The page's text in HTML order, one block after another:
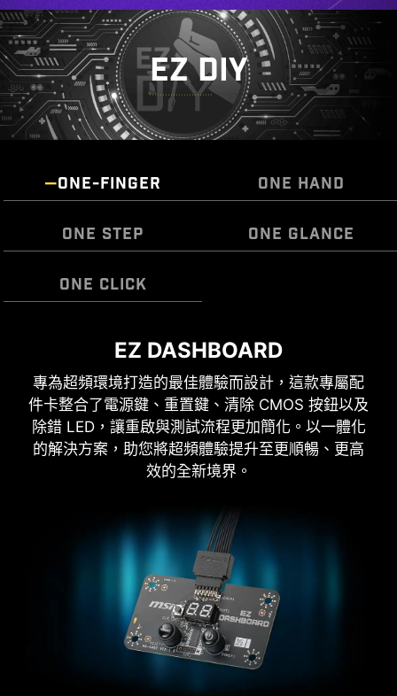
EZ DIY
ONE-FINGER ONE HAND
ONE STEP ONE GLANCE
ONE CLICK
EZ DASHBOARD
專為超頻環境打造的最佳體驗而設計，這款專屬配
件卡整合了電源鍵、重置鍵、清除 CMOS 按鈕以及
除錯 LED，讓重啟與測試流程更加簡化。以一體化
的解決方案，助您將超頻體驗提升至更順暢、更高
效的全新境界。
組裝主機板過程中不再需要額外安裝 I/O 遮蓋。也
因預裝內建設計，可以更貼合、堅固，提供最好的
保護力
微星 EZ 天線，不需旋轉即可緊密接上，輕鬆完成安
EZ OOVERCLOCKING
雖然超頻對某些人來說可能過於複雜，但 MSI Click
BIOS X 設計多款一鍵超頻功能，就是要讓處理器和
記憶體超頻變得更簡單，不再需要複雜設定，即使
沒有理工背景的玩家也能輕鬆提升系統性能。